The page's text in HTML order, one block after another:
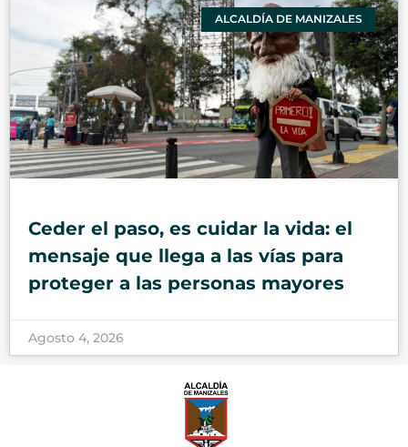
ALCALDÍA DE MANIZALES
Ceder el paso, es cuidar la vida: el
mensaje que llega a las vías para
proteger a las personas mayores
Agosto 4, 2026